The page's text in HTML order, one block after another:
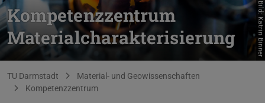
Kompetenzzentrum
Materialcharakterisierung
Bild: Katrin Binner
Sie befinden sich hier:
TU Darmstadt
Material- und Geowissenschaften
Kompetenzzentrum